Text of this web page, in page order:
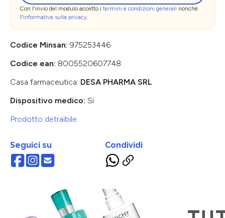
Con l'invio del modulo accetto i termini e condizioni generali nonché
l'informativa sulla privacy.
Codice Minsan: 975253446
Codice ean: 8005520607748
Casa farmaceutica: DESA PHARMA SRL
Dispositivo medico: Si
Prodotto detraibile
Seguici su Condividi